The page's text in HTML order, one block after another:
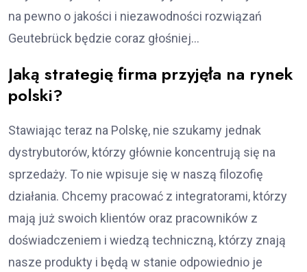
na pewno o jakości i niezawodności rozwiązań
Geutebrück będzie coraz głośniej…
Jaką strategię firma przyjęła na rynek
polski?
Stawiając teraz na Polskę, nie szukamy jednak
dystrybutorów, którzy głównie koncentrują się na
sprzedaży. To nie wpisuje się w naszą filozofię
działania. Chcemy pracować z integratorami, którzy
mają już swoich klientów oraz pracowników z
doświadczeniem i wiedzą techniczną, którzy znają
nasze produkty i będą w stanie odpowiednio je